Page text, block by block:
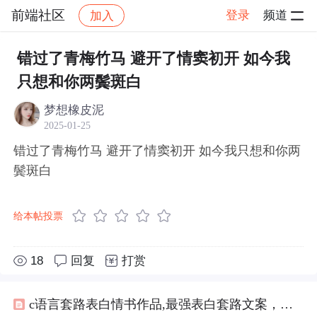
前端社区 加入 登录 频道
社区 前端社区 感慨 帖子详情
错过了青梅竹马 避开了情窦初开 如今我
只想和你两鬓斑白
梦想橡皮泥
2025-01-25
错过了青梅竹马 避开了情窦初开 如今我只想和你两
鬓斑白
给本帖投票
18 回复 打赏
c语言套路表白情书作品,最强表白套路文案，句句浪漫，让你百分百脱单！